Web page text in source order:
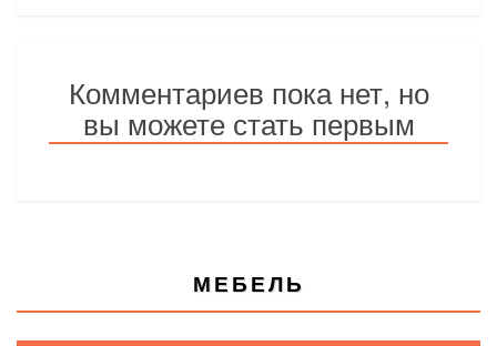
Комментариев пока нет, но
вы можете стать первым
МЕБЕЛЬ